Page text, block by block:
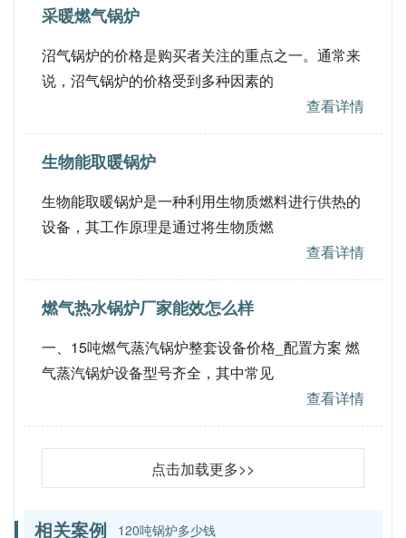
采暖燃气锅炉
沼气锅炉的价格是购买者关注的重点之一。通常来
说，沼气锅炉的价格受到多种因素的
查看详情
生物能取暖锅炉
生物能取暖锅炉是一种利用生物质燃料进行供热的
设备，其工作原理是通过将生物质燃
查看详情
燃气热水锅炉厂家能效怎么样
一、15吨燃气蒸汽锅炉整套设备价格_配置方案 燃
气蒸汽锅炉设备型号齐全，其中常见
查看详情
点击加载更多>>
相关案例 120吨锅炉多少钱